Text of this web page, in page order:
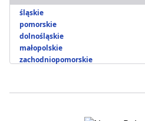
śląskie
pomorskie
dolnośląskie
małopolskie
zachodniopomorskie